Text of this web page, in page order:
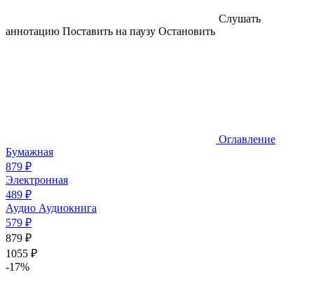
Слушать
аннотацию Поставить на паузу Остановить
Оглавление
Бумажная
879 ₽
Электронная
489 ₽
Аудио Аудиокнига
579 ₽
879 ₽
1055 ₽
-17%